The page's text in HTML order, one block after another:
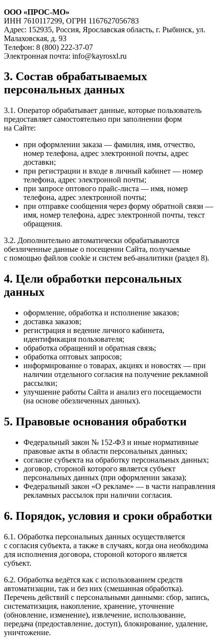
ООО «ПРОС-МО»
ИНН 7610117299, ОГРН 1167627056783
Адрес: 152935, Россия, Ярославская область, г. Рыбинск, ул.
Малаховская, д. 93
Телефон: 8 (800) 222-37-07
Электронная почта: info@kayrosxl.ru
3. Состав обрабатываемых
персональных данных
3.1. Оператор обрабатывает данные, которые пользователь
предоставляет самостоятельно при заполнении форм
на Сайте:
при оформлении заказа — фамилия, имя, отчество,
номер телефона, адрес электронной почты, адрес
доставки;
при регистрации и входе в личный кабинет — номер
телефона, адрес электронной почты;
при запросе оптового прайс-листа — имя, номер
телефона, адрес электронной почты;
при отправке сообщения через форму обратной связи —
имя, номер телефона, адрес электронной почты, текст
обращения.
3.2. Дополнительно автоматически обрабатываются
обезличенные данные о посещении Сайта, получаемые
с помощью файлов cookie и систем веб-аналитики (раздел 8).
4. Цели обработки персональных
данных
оформление, обработка и исполнение заказов;
доставка заказов;
регистрация и ведение личного кабинета,
идентификация пользователя;
обработка обращений и обратная связь;
обработка оптовых запросов;
информирование о товарах, акциях и новостях — при
наличии отдельного согласия на получение рекламной
рассылки;
улучшение работы Сайта и анализ его посещаемости
(на основе обезличенных данных).
5. Правовые основания обработки
Федеральный закон № 152-ФЗ и иные нормативные
правовые акты в области персональных данных;
согласие субъекта на обработку персональных данных;
договор, стороной которого является субъект
персональных данных (при оформлении заказа);
Федеральный закон «О рекламе» — в части направления
рекламных рассылок при наличии согласия.
6. Порядок, условия и сроки обработки
6.1. Обработка персональных данных осуществляется
с согласия субъекта, а также в случаях, когда она необходима
для исполнения договора, стороной которого является
субъект.
6.2. Обработка ведётся как с использованием средств
автоматизации, так и без них (смешанная обработка).
Перечень действий с персональными данными: сбор, запись,
систематизация, накопление, хранение, уточнение
(обновление, изменение), извлечение, использование,
передача (предоставление, доступ), блокирование, удаление,
уничтожение.